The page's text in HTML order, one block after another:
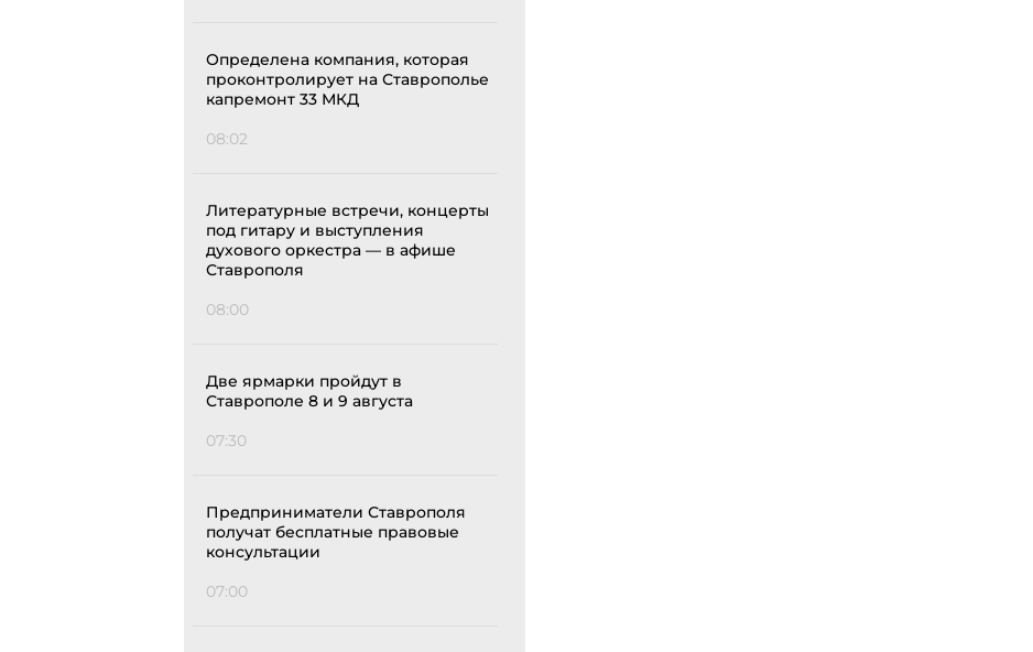
Определена компания, которая
проконтролирует на Ставрополье
капремонт 33 МКД
08:02
Литературные встречи, концерты
под гитару и выступления
духового оркестра — в афише
Ставрополя
08:00
Две ярмарки пройдут в
Ставрополе 8 и 9 августа
07:30
Предприниматели Ставрополя
получат бесплатные правовые
консультации
07:00